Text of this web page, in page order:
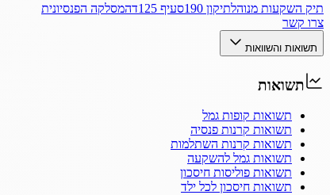
תיק השקעות מנוהלתיקון 190 סעיף 125ד
המסלקה הפנסיונית
צרו קשר
תשואות והשוואות
תשואות
תשואות קופות גמל
תשואות קרנות פנסיה
תשואות קרנות השתלמות
תשואות גמל להשקעה
תשואות פוליסות חיסכון
תשואות חיסכון לכל ילד